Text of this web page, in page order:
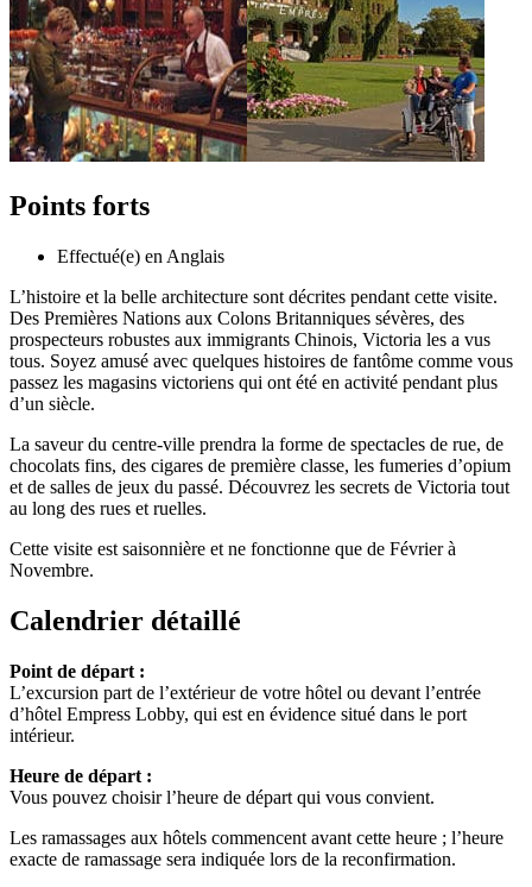
Points forts
Effectué(e) en Anglais
L’histoire et la belle architecture sont décrites pendant cette visite.
Des Premières Nations aux Colons Britanniques sévères, des
prospecteurs robustes aux immigrants Chinois, Victoria les a vus
tous. Soyez amusé avec quelques histoires de fantôme comme vous
passez les magasins victoriens qui ont été en activité pendant plus
d’un siècle.
La saveur du centre-ville prendra la forme de spectacles de rue, de
chocolats fins, des cigares de première classe, les fumeries d’opium
et de salles de jeux du passé. Découvrez les secrets de Victoria tout
au long des rues et ruelles.
Cette visite est saisonnière et ne fonctionne que de Février à
Novembre.
Calendrier détaillé
Point de départ :
L’excursion part de l’extérieur de votre hôtel ou devant l’entrée
d’hôtel Empress Lobby, qui est en évidence situé dans le port
intérieur.
Heure de départ :
Vous pouvez choisir l’heure de départ qui vous convient.
Les ramassages aux hôtels commencent avant cette heure ; l’heure
exacte de ramassage sera indiquée lors de la reconfirmation.